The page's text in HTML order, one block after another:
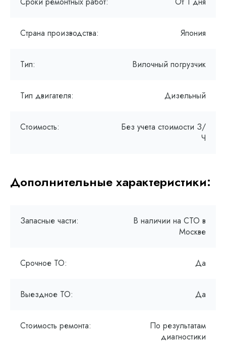
Страна производства: Япония
Тип: Вилочный погрузчик
Тип двигателя: Дизельный
Стоимость:
Без учета стоимости З/
Ч
Дополнительные характеристики:
Запасные части:
В наличии на СТО в
Москве
Срочное ТО: Да
Выездное ТО: Да
Стоимость ремонта:
По результатам
диагностики